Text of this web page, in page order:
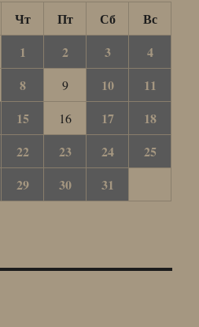
Чт Пт Сб
Вс
1
2 3
4
8 9 10
11
15 16 17
18
22 23 24
25
29 30 31